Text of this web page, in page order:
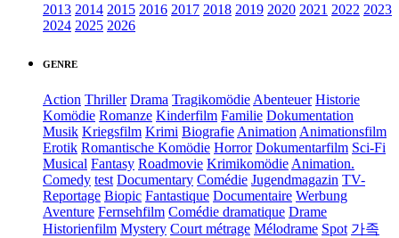
2013 2014 2015 2016 2017 2018 2019 2020 2021 2022 2023
2024 2025 2026
GENRE
Action Thriller Drama TragikomödieAbenteuer Historie
Komödie Romanze Kinderfilm Familie Dokumentation
Musik Kriegsfilm Krimi BiografieAnimationAnimationsfilm
Erotik Romantische Komödie Horror Dokumentarfilm Sci-Fi
Musical Fantasy Roadmovie KrimikomödieAnimation.
Comedy test Documentary Comédie Jugendmagazin TV-
Reportage Biopic Fantastique Documentaire Werbung
Aventure Fernsehfilm Comédie dramatique Drame
Historienfilm Mystery Court métrage Mélodrame Spot 가족